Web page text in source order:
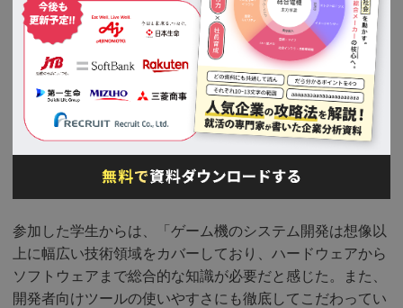
るプロセスについて詳しく説明される点は、他企業では得
難い貴重な情報といえるでしょう。
システム開発コース
システム開発コースでは、ゲーム機本体のオペレーティン
グシステムや開発ツールの制作について学べます。ユーザ
ーからは直接見えない部分ですが、ゲーム体験の品質を支
参加した学生からは、「ゲーム機のシステム開発は想像以
上に幅広い技術領域をカバーしており、ハードウェアから
ソフトウェアまで総合的な知識が必要だと感じた。また、
開発者向けツールの使いやすさにも徹底してこだわってい